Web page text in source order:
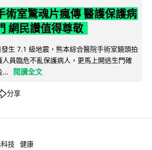
術室驚魂片瘋傳 醫護保護病
網民讚值得尊敬
生 7.1 級地震，熊本綜合醫院手術室鏡頭拍
員臨危不亂保護病人，更馬上開逃生門確
...
閱讀全文
分享
技 健康